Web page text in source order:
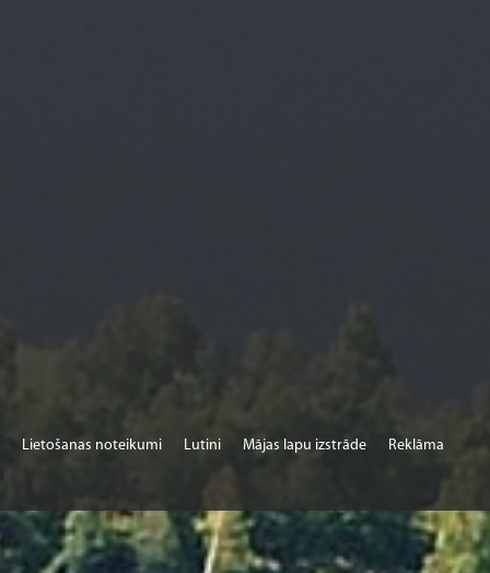
Lietošanas noteikumi Lutini Mājas lapu izstrāde Reklāma